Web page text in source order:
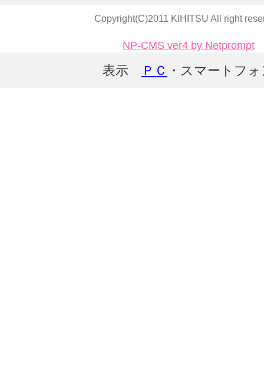
Copyright(C)2011 KIHITSU All right
NP-CMS ver4 by Netprompt
表示 ＰＣ ・スマートフ